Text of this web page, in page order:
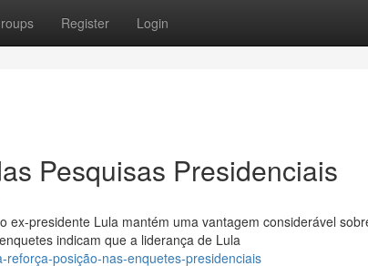
Register Login
Pesquisas Presidenciais
ex-presidente Lula mantém uma vantagem considerável
indicam que a liderança de Lula
posição-nas-enquetes-presidenciais